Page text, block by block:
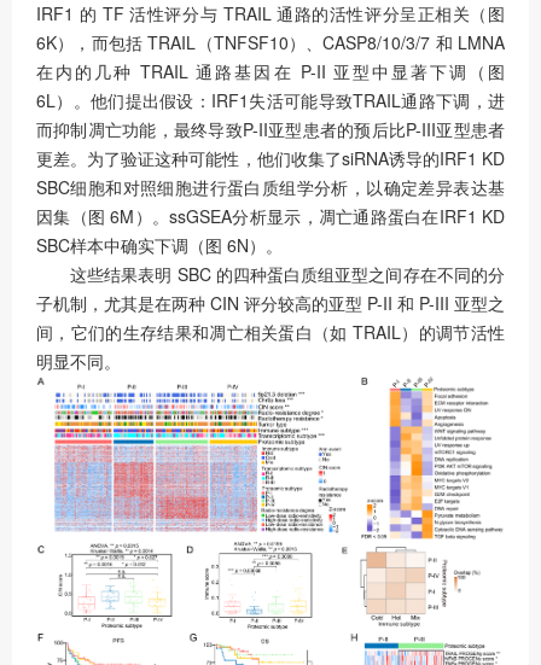
IRF1 的 TF 活性评分与 TRAIL 通路的活性评分呈正相关（图
6K），而包括 TRAIL（TNFSF10）、CASP8/10/3/7 和 LMNA
在内的几种 TRAIL 通路基因在 P-II 亚型中显著下调（图
6L）。他们提出假设：IRF1失活可能导致TRAIL通路下调，进
而抑制凋亡功能，最终导致P-II亚型患者的预后比P-III亚型患者
更差。为了验证这种可能性，他们收集了siRNA诱导的IRF1 KD
SBC细胞和对照细胞进行蛋白质组学分析，以确定差异表达基
因集（图 6M）。ssGSEA分析显示，凋亡通路蛋白在IRF1 KD
SBC样本中确实下调（图 6N）。
这些结果表明 SBC 的四种蛋白质组亚型之间存在不同的分
子机制，尤其是在两种 CIN 评分较高的亚型 P-II 和 P-III 亚型之
间，它们的生存结果和凋亡相关蛋白（如 TRAIL）的调节活性
明显不同。